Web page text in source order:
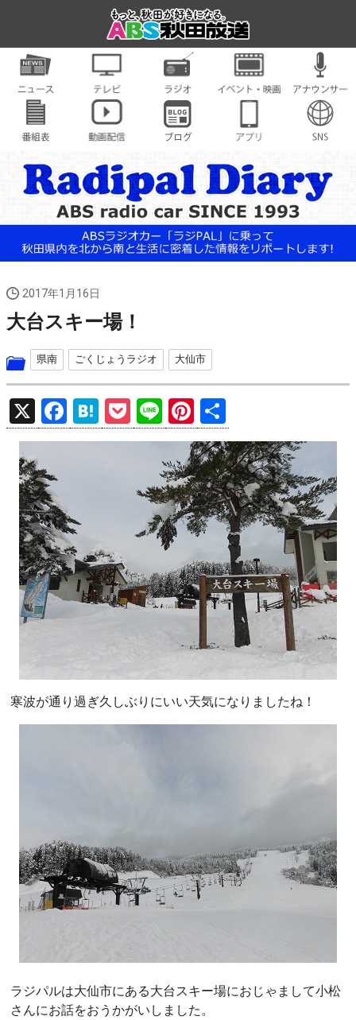
2017年1月16日
大台スキー場！
県南 ごくじょうラジオ 大仙市
X
F
a
o
o
k
H
at
P
o
et
Li
n
e
Pi
nt
er
es
t
有
寒波が通り過ぎ久しぶりにいい天気になりましたね！
ラジパルは大仙市にある大台スキー場におじゃまして小松
さんにお話をおうかがいしました。